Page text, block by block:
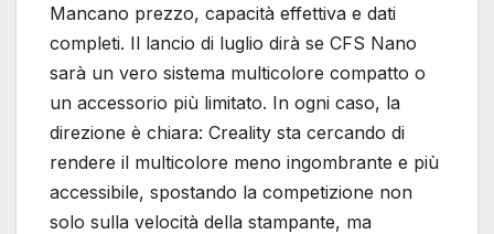
Mancano prezzo, capacità effettiva e dati
completi. Il lancio di luglio dirà se CFS Nano
sarà un vero sistema multicolore compatto o
un accessorio più limitato. In ogni caso, la
direzione è chiara: Creality sta cercando di
rendere il multicolore meno ingombrante e più
accessibile, spostando la competizione non
solo sulla velocità della stampante, ma